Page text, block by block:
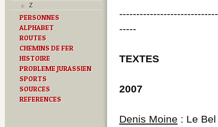
R
S
T
Textes
U
Z
PERSONNES
ALPHABET
ROUTES
CHEMINS DE FER
HISTOIRE
PROBLEME JURASSIEN
SPORTS
SOURCES
REFERENCES
-----
TEXTES
2007
Denis Moine : Le